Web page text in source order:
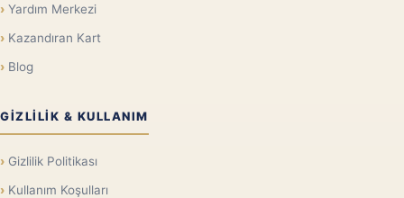
Yardım Merkezi
Kazandıran Kart
Blog
GIZLILIK & KULLANIM
Gizlilik Politikası
Kullanım Koşulları